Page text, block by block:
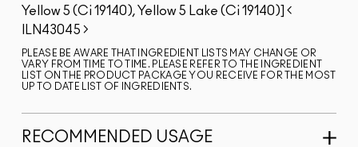
Yellow 5 (Ci 19140), Yellow 5 Lake (Ci 19140)]
ILN43045
PLEASE BE AWARE THAT INGREDIENT LISTS MAY CHANGE OR
VARY FROM TIME TO TIME. PLEASE REFER TO THE INGREDIENT
LIST ON THE PRODUCT PACKAGE YOU RECEIVE FOR THE MOST
UP TO DATE LIST OF INGREDIENTS.
RECOMMENDED USAGE